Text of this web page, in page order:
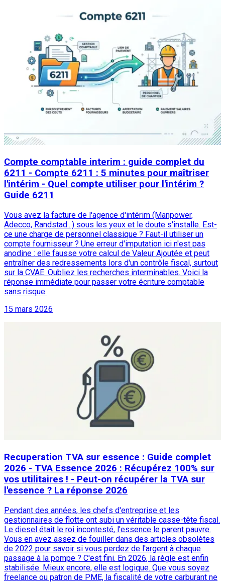
Compte comptable interim : guide complet du
6211 - Compte 6211 : 5 minutes pour maîtriser
l'intérim - Quel compte utiliser pour l'intérim ?
Guide 6211
Vous avez la facture de l'agence d'intérim (Manpower,
Adecco, Randstad...) sous les yeux et le doute s'installe. Est-
ce une charge de personnel classique ? Faut-il utiliser un
compte fournisseur ? Une erreur d'imputation ici n'est pas
anodine : elle fausse votre calcul de Valeur Ajoutée et peut
entraîner des redressements lors d'un contrôle fiscal, surtout
sur la CVAE. Oubliez les recherches interminables. Voici la
réponse immédiate pour passer votre écriture comptable
sans risque.
15 mars 2026
Recuperation TVA sur essence : Guide complet
2026 - TVA Essence 2026 : Récupérez 100% sur
vos utilitaires ! - Peut-on récupérer la TVA sur
l'essence ? La réponse 2026
Pendant des années, les chefs d'entreprise et les
gestionnaires de flotte ont subi un véritable casse-tête fiscal.
Le diesel était le roi incontesté, l'essence le parent pauvre.
Vous en avez assez de fouiller dans des articles obsolètes
de 2022 pour savoir si vous perdez de l'argent à chaque
passage à la pompe ? C'est fini. En 2026, la règle est enfin
stabilisée. Mieux encore, elle est logique. Que vous soyez
freelance ou patron de PME, la fiscalité de votre carburant ne